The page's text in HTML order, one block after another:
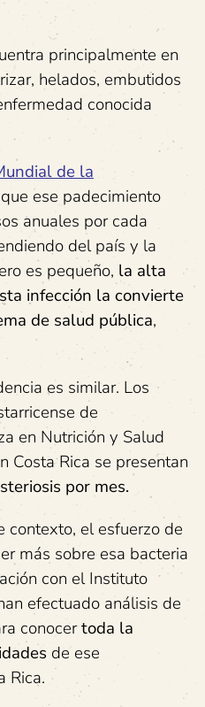
principalmente en
helados, embutidos
conocida
de la
ese padecimiento
anuales por cada
del país y la
es pequeño, la alta
infección la convierte
de salud pública,
es similar. Los
de
en Nutrición y Salud
Costa Rica se presentan
por mes.
contexto, el esfuerzo de
más sobre esa bacteria
con el Instituto
efectuado análisis de
conocertoda la
de ese
Rica.